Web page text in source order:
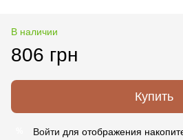
В наличии
806 грн
Купить
Войти для отображения